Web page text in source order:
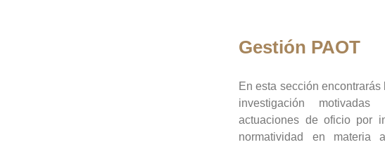
Gestión PAOT
En esta sección
investigación
actuaciones de oficio por
normatividad en materia